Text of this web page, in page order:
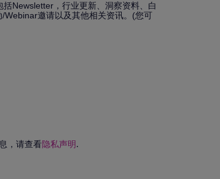
Newsletter，行业更新、洞察资料、白
Webinar邀请以及其他相关资讯。(您可
，请查看隐私声明.